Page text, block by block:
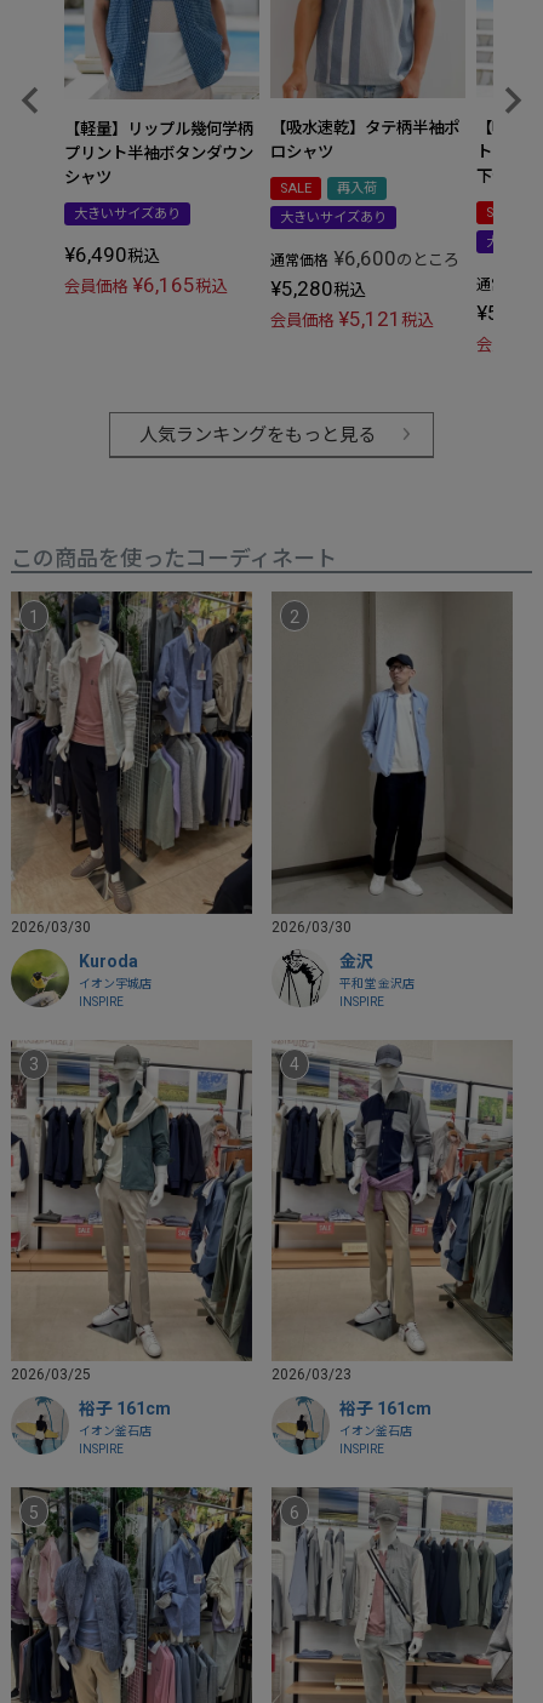
【軽量】リップル幾何学柄
プリント半袖ボタンダウン
シャツ
大きいサイズあり
¥6,490税込
会員価格 ¥6,165税込
【吸水速乾】タテ柄半袖ポ
ロシャツ
SALE
再入荷
大きいサイズあり
通常価格 ¥6,600のところ
¥5,280税込
会員価格 ¥5,121税込
【吸水
トアッ
下セット
SALE
大きい
通常価格
¥5,192
会員価格
人気ランキングをもっと見る
この商品を使ったコーディネート
2026/03/30
Kuroda
イオン宇城店
INSPIRE
2026/03/30
金沢
平和堂 金沢店
INSPIRE
2026/03/25
裕子 161cm
イオン釜石店
INSPIRE
2026/03/23
裕子 161cm
イオン釜石店
INSPIRE